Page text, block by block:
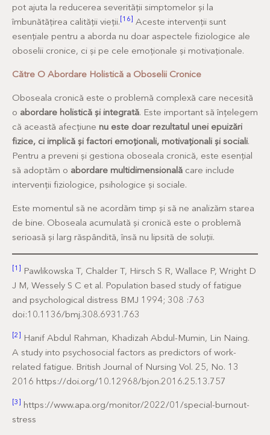
pot ajuta la reducerea severității simptomelor și la
îmbunătățirea calității vieții. [16] Aceste intervenții sunt
esențiale pentru a aborda nu doar aspectele fiziologice ale
oboselii cronice, ci și pe cele emoționale și motivaționale.
Către O Abordare Holistică a Oboselii Cronice
Oboseala cronică este o problemă complexă care necesită
o abordare holistică și integrată. Este important să înțelegem
că această afecțiune nu este doar rezultatul unei epuizări
fizice, ci implică și factori emoționali, motivaționali și sociali.
Pentru a preveni și gestiona oboseala cronică, este esențial
să adoptăm o abordare multidimensională care include
intervenții fiziologice, psihologice și sociale.
Este momentul să ne acordăm timp și să ne analizăm starea
de bine. Oboseala acumulată și cronică este o problemă
serioasă și larg răspândită, însă nu lipsită de soluții.
[1] Pawlikowska T, Chalder T, Hirsch S R, Wallace P, Wright D
J M, Wessely S C et al. Population based study of fatigue
and psychological distress BMJ 1994; 308 :763
doi:10.1136/bmj.308.6931.763
[2] Hanif Abdul Rahman, Khadizah Abdul-Mumin, Lin Naing.
A study into psychosocial factors as predictors of work-
related fatigue. British Journal of Nursing Vol. 25, No. 13
2016 https://doi.org/10.12968/bjon.2016.25.13.757
[3] https://www.apa.org/monitor/2022/01/special-burnout-
stress